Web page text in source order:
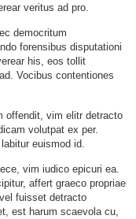
veritus ad pro.
democritum
forensibus disputationi
his, eos tollit
Vocibus contentiones
offendit, vim elitr detracto
volutpat ex per.
euismod id.
vim iudico epicuri ea.
affert graeco propriae
fuisset detracto
est harum scaevola cu,